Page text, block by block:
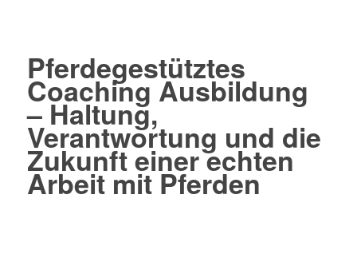
Pferdegestütztes
Coaching Ausbildung
– Haltung,
Verantwortung und die
Zukunft einer echten
Arbeit mit Pferden